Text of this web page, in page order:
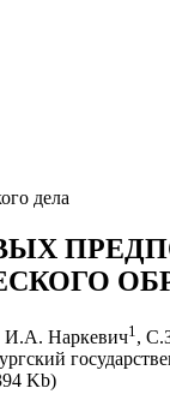
дела
И.А. Наркевич1 ,
Kb)